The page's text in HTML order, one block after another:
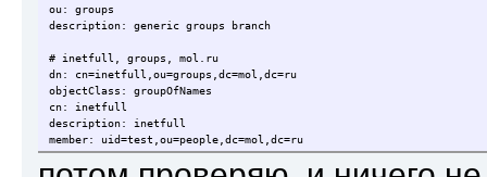
ou: groups
description: generic groups branch
# inetfull, groups, mol.ru
dn: cn=inetfull,ou=groups,dc=mol,dc=ru
objectClass: groupOfNames
cn: inetfull
description: inetfull
member: uid=test,ou=people,dc=mol,dc=ru